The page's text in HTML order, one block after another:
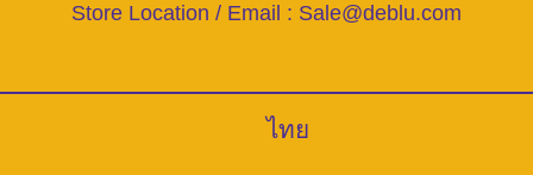
Store Location / Email : Sale@deblu.com
ไทย